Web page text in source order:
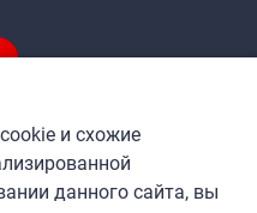
и схожие
данного сайта, вы